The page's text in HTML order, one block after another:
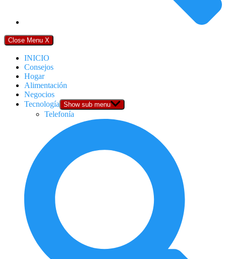
Close Menu X
INICIO
Consejos
Hogar
Alimentación
Negocios
Tecnología Show sub menu
Telefonía